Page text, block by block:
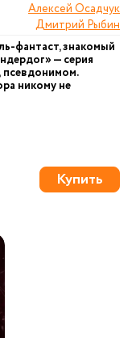
Алексей Осадчук
Дмитрий Рыбин
фантаст, знакомый
— серия
псевдонимом.
никому не
Купить